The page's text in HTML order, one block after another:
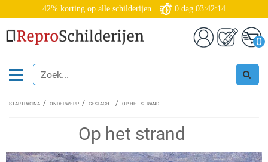
42% korting op alle schilderijen 0 dag 03:42:13
0
STARTPAGINA ONDERWERP GESLACHT OP HET STRAND
Op het strand